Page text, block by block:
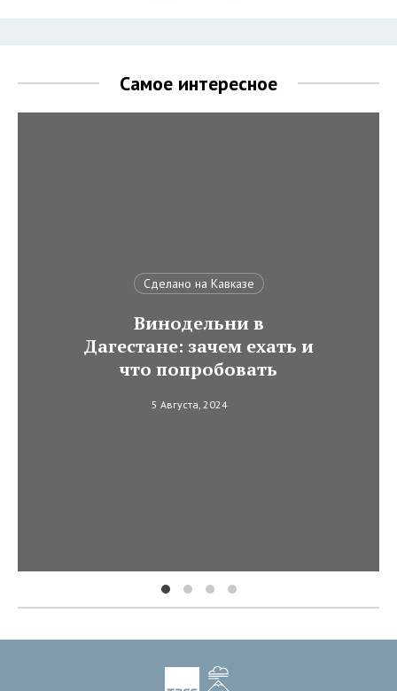
Самое интересное
Сделано на Кавказе
Винодельни в
Дагестане: зачем ехать и
что попробовать
5 Августа, 2024